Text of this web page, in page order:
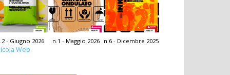
- Giugno 2026 n.1 - Maggio 2026 n.6 - Dicembre 2025
Web